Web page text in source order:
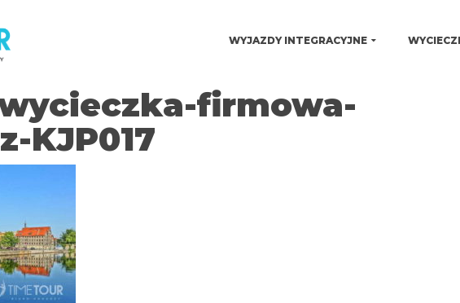
WYJAZDY INTEGRACYJNE
firmowa-
KJP017